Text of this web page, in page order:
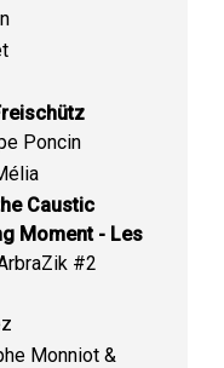
Poncin
Caustic
Moment - Les
#2
Monniot &